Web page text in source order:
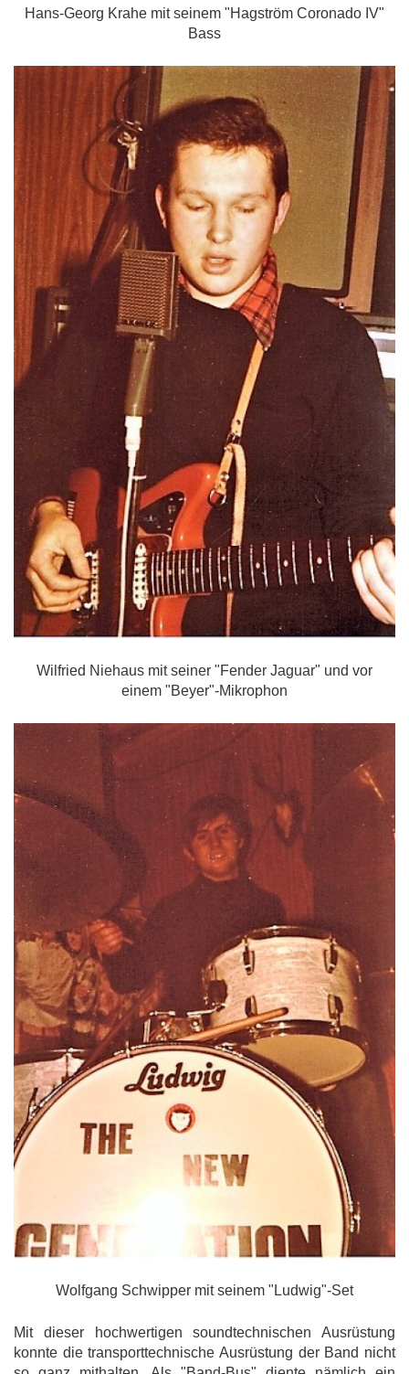
Hans-Georg Krahe mit seinem "Hagström Coronado IV"
Bass
Wilfried Niehaus mit seiner "Fender Jaguar" und vor
einem "Beyer"-Mikrophon
Wolfgang Schwipper mit seinem "Ludwig"-Set
Mit dieser hochwertigen soundtechnischen Ausrüstung
konnte die transporttechnische Ausrüstung der Band nicht